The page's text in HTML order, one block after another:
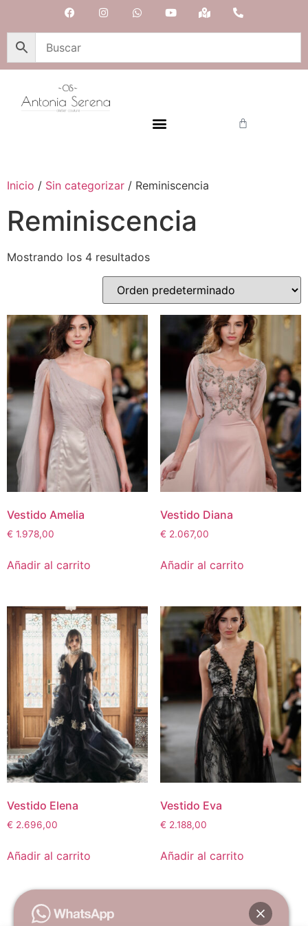
Inicio / Sin categorizar / Reminiscencia
Reminiscencia
Mostrando los 4 resultados
Vestido Amelia
€ 1.978,00
Añadir al carrito
Vestido Diana
€ 2.067,00
Añadir al carrito
Vestido Elena
€ 2.696,00
Añadir al carrito
Vestido Eva
€ 2.188,00
Añadir al carrito